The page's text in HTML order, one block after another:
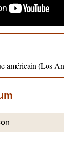
américain (Los